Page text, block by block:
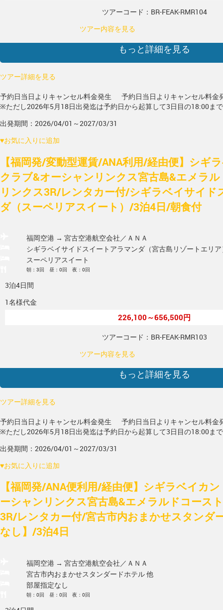
ツアーコード：BR-FEAK-RMR104
ツアー内容を見る
もっと詳細を見る
ツアー詳細を見る
予約日当日よりキャンセル料金発生
予約日当日よりキャンセル料金
※ただし2026年5月18日出発迄は予約日から起算して3日目の18:00ま
出発期間：2026/04/01～2027/03/31
♥お気に入りに追加
【福岡発/変動型運賃/ANA利用/経由便】シギ
クラブ&オーシャンリンクス宮古島&エメラ
リンクス3R/レンタカー付/シギラベイサイド
ダ（スーペリアスイート）/3泊4日/朝食付
福岡空港 → 宮古空港航空会社／ＡＮＡ
シギラベイサイドスイートアラマンダ（宮古島リゾートエリ
スーペリアスイート
朝：3回 昼：0回 夜：0回
3泊4日間
1名様代金
226,100～656,500円
ツアーコード：BR-FEAK-RMR103
ツアー内容を見る
もっと詳細を見る
ツアー詳細を見る
予約日当日よりキャンセル料金発生
予約日当日よりキャンセル料金
※ただし2026年5月18日出発迄は予約日から起算して3日目の18:00ま
出発期間：2026/04/01～2027/03/31
♥お気に入りに追加
【福岡発/ANA便利用/経由便】シギラベイカ
ーシャンリンクス宮古島&エメラルドコース
3R/レンタカー付/宮古市内おまかせスタンダ
なし】/3泊4日
福岡空港 → 宮古空港航空会社／ＡＮＡ
宮古市内おまかせスタンダードホテル 他
部屋指定なし
朝：0回 昼：0回 夜：0回